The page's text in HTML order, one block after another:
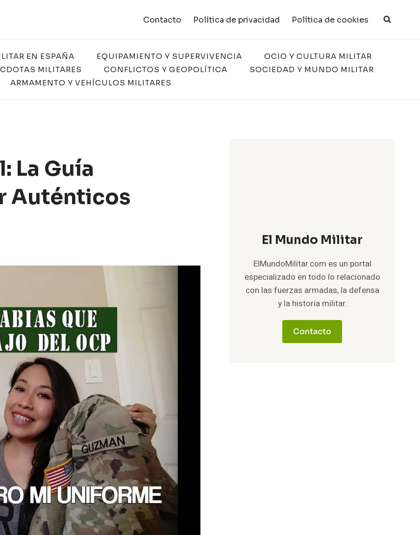
Contacto Política de privacidad Política de cookies
EN ESPAÑA EQUIPAMIENTO Y SUPERVIVENCIA
OCIO Y CULTURA MILITAR
MILITARES CONFLICTOS Y GEOPOLÍTICA
SOCIEDAD Y MUNDO MILITAR
ARMAMENTO Y VEHÍCULOS MILITARES
La Guía
Auténticos
El Mundo Militar
ElMundoMilitar.com es un portal
especializado en todo lo relacionado
con las fuerzas armadas, la defensa
y la historia militar.
Contacto